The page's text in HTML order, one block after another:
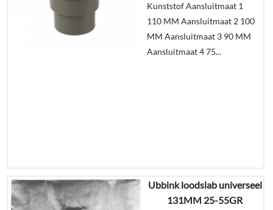
In
winkelmand
Kunststof Aansluitmaat 1
110 MM Aansluitmaat 2 100
MM Aansluitmaat 3 90 MM
Aansluitmaat 4 75...
€18,55
€15,06
Ubbink loodslab universeel
131MM 25-55GR